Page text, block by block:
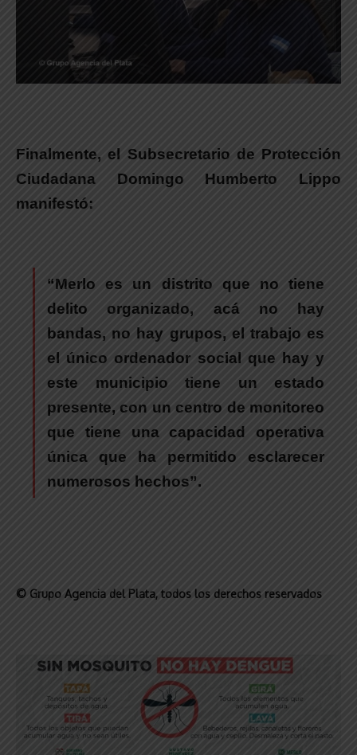
Finalmente, el Subsecretario de Protección
Ciudadana Domingo Humberto Lippo
manifestó:
“Merlo es un distrito que no tiene
delito organizado, acá no hay
bandas, no hay grupos, el trabajo es
el único ordenador social que hay y
este municipio tiene un estado
presente, con un centro de monitoreo
que tiene una capacidad operativa
única que ha permitido esclarecer
numerosos hechos”.
© Grupo Agencia del Plata, todos los derechos reservados